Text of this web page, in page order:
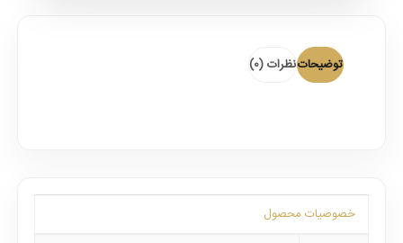
توضیحاتنظرات (0)
خصوصیات محصول